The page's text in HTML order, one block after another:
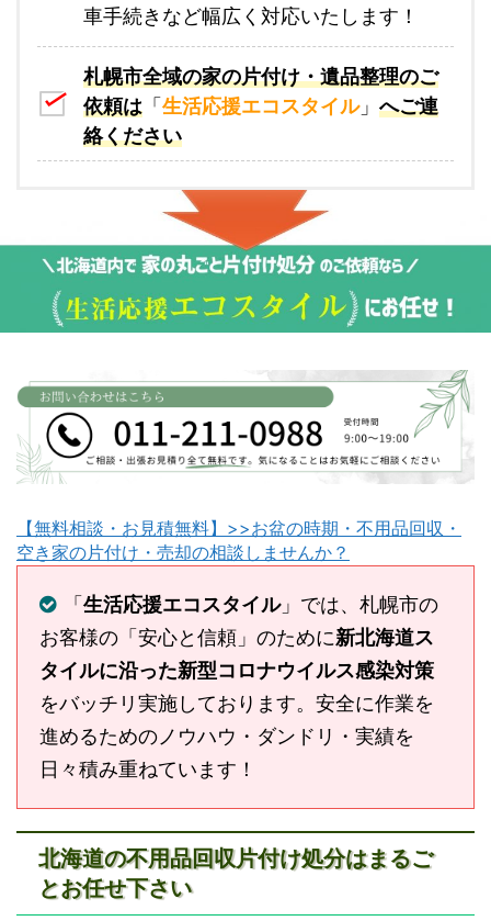
車手続きなど幅広く対応いたします！
札幌市全域の家の片付け・遺品整理のご
依頼は 「 生活応援エコスタイル」 へご連
絡ください
【無料相談・お見積無料】>>お盆の時期・不用品回収・
空き家の片付け・売却の相談しませんか？
「 生活応援エコスタイル」では、札幌市の
お客様の「安心と信頼」のために新北海道ス
タイルに沿った新型コロナウイルス感染対策
をバッチリ実施しております。安全に作業を
進めるためのノウハウ・ダンドリ・実績を
日々積み重ねています！
北海道の不用品回収片付け処分はまるご
とお任せ下さい